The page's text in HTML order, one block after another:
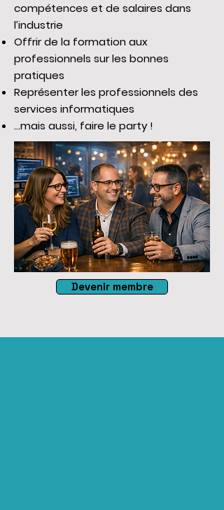
compétences et de salaires dans
l’industrie
Offrir de la formation aux
professionnels sur les bonnes
pratiques
Représenter les professionnels des
services informatiques
...mais aussi, faire le party !
Devenir membre